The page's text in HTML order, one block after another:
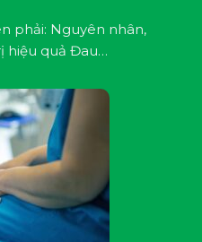
phải: Nguyên nhân,
hiệu quả Đau…